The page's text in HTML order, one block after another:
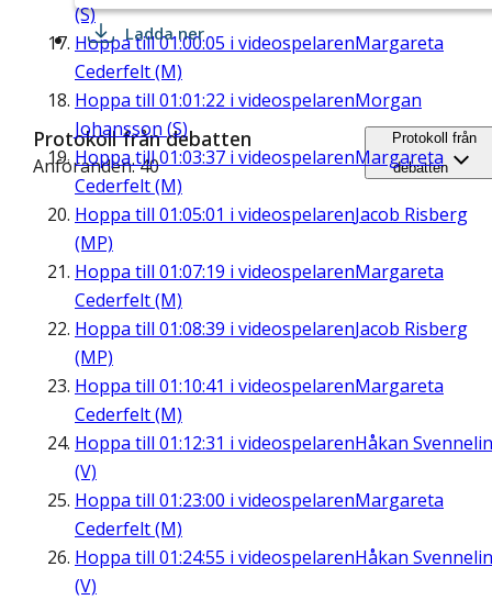
(S)
Hoppa till01:00:05 i videospelarenMargareta
Cederfelt (M)
Hoppa till 01:01:22 i videospelarenMorgan
Johansson (S)
Hoppa till01:03:37 i videospelarenMargareta
Cederfelt (M)
Hoppa till 01:05:01 i videospelarenJacob Risberg
(MP)
Hoppa till 01:07:19 i videospelarenMargareta
Cederfelt (M)
Hoppa till 01:08:39 i videospelarenJacob Risberg
(MP)
Hoppa till 01:10:41 i videospelarenMargareta
Cederfelt (M)
Hoppa till 01:12:31 i videospelarenHåkan
(V)
Hoppa till 01:23:00 i videospelarenMargareta
Cederfelt (M)
Hoppa till 01:24:55 i videospelarenHåkan
(V)
Ladda ner
Protokoll från debatten
Anföranden: 40
Protokoll från
debatten